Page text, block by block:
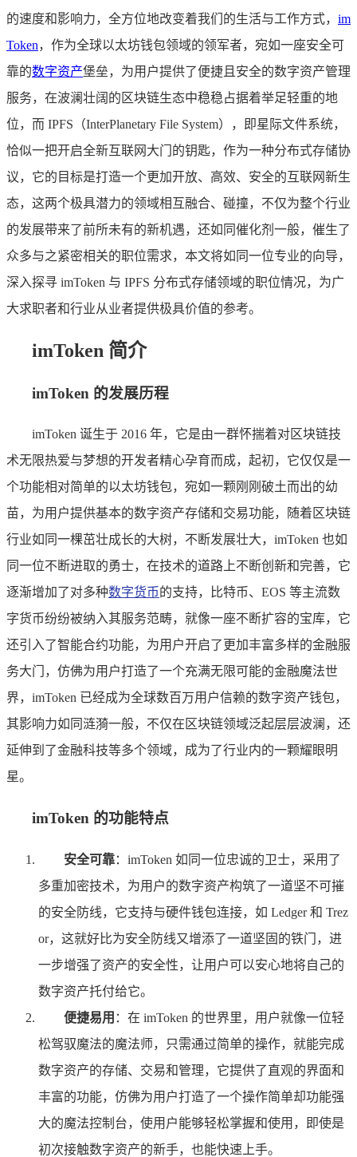
的速度和影响力，全方位地改变着我们的生活与工作方式， im
Token，作为全球以太坊钱包领域的领军者，宛如一座安全可
靠的数字资产堡垒，为用户提供了便捷且安全的数字资产管理
服务，在波澜壮阔的区块链生态中稳稳占据着举足轻重的地
位，而 IPFS（InterPlanetary File System），即星际文件系统，
恰似一把开启全新互联网大门的钥匙，作为一种分布式存储协
议，它的目标是打造一个更加开放、高效、安全的互联网新生
态，这两个极具潜力的领域相互融合、碰撞，不仅为整个行业
的发展带来了前所未有的新机遇，还如同催化剂一般，催生了
众多与之紧密相关的职位需求，本文将如同一位专业的向导，
深入探寻 imToken 与 IPFS 分布式存储领域的职位情况，为广
大求职者和行业从业者提供极具价值的参考。
imToken 简介
imToken 的发展历程
imToken 诞生于 2016 年，它是由一群怀揣着对区块链技
术无限热爱与梦想的开发者精心孕育而成，起初，它仅仅是一
个功能相对简单的以太坊钱包，宛如一颗刚刚破土而出的幼
苗，为用户提供基本的数字资产存储和交易功能，随着区块链
行业如同一棵茁壮成长的大树，不断发展壮大，imToken 也如
同一位不断进取的勇士，在技术的道路上不断创新和完善，它
逐渐增加了对多种数字货币的支持，比特币、EOS 等主流数
字货币纷纷被纳入其服务范畴，就像一座不断扩容的宝库，它
还引入了智能合约功能，为用户开启了更加丰富多样的金融服
务大门，仿佛为用户打造了一个充满无限可能的金融魔法世
界，imToken 已经成为全球数百万用户信赖的数字资产钱包，
其影响力如同涟漪一般，不仅在区块链领域泛起层层波澜，还
延伸到了金融科技等多个领域，成为了行业内的一颗耀眼明
星。
imToken 的功能特点
安全可靠：imToken 如同一位忠诚的卫士，采用了
多重加密技术，为用户的数字资产构筑了一道坚不可摧
的安全防线，它支持与硬件钱包连接，如 Ledger 和 Trez
or，这就好比为安全防线又增添了一道坚固的铁门，进
一步增强了资产的安全性，让用户可以安心地将自己的
数字资产托付给它。
便捷易用 ：在 imToken 的世界里，用户就像一位轻
松驾驭魔法的魔法师，只需通过简单的操作，就能完成
数字资产的存储、交易和管理，它提供了直观的界面和
丰富的功能，仿佛为用户打造了一个操作简单却功能强
大的魔法控制台，使用户能够轻松掌握和使用，即使是
初次接触数字资产的新手，也能快速上手。